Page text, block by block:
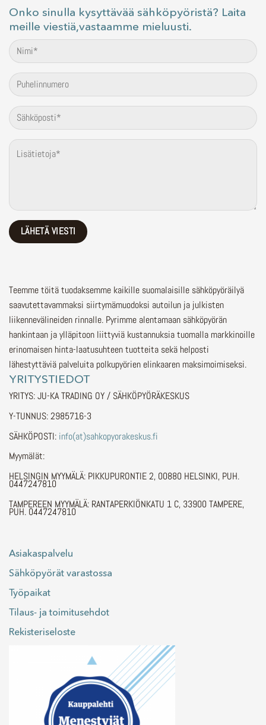
Onko sinulla kysyttävää sähköpyöristä? Laita
meille viestiä,vastaamme mieluusti.
Teemme töitä tuodaksemme kaikille suomalaisille sähköpyöräilyä
saavutettavammaksi siirtymämuodoksi autoilun ja julkisten
liikennevälineiden rinnalle. Pyrimme alentamaan sähköpyörän
hankintaan ja ylläpitoon liittyviä kustannuksia tuomalla markkinoille
erinomaisen hinta-laatusuhteen tuotteita sekä helposti
lähestyttäviä palveluita polkupyörien elinkaaren maksimoimiseksi.
YRITYSTIEDOT
YRITYS: JU-KA TRADING OY / SÄHKÖPYÖRÄKESKUS
Y-TUNNUS: 2985716-3
SÄHKÖPOSTI: info(at)sahkopyorakeskus.fi
Myymälät:
HELSINGIN MYYMÄLÄ: PIKKUPURONTIE 2, 00880 HELSINKI, PUH.
0447247810
TAMPEREEN MYYMÄLÄ: RANTAPERKIÖNKATU 1 C, 33900 TAMPERE,
PUH. 0447247810
Asiakaspalvelu
Sähköpyörät varastossa
Työpaikat
Tilaus- ja toimitusehdot
Rekisteriseloste